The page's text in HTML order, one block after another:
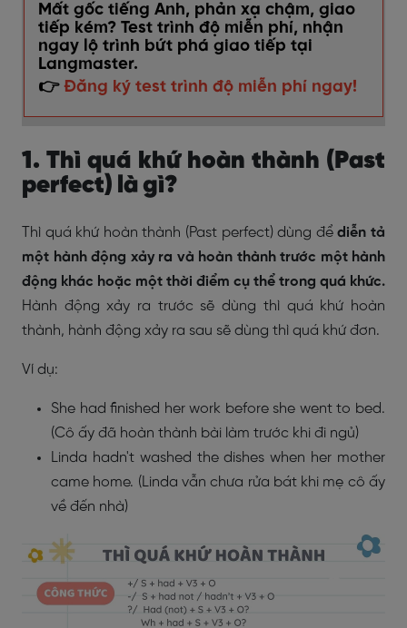
Mất gốc tiếng Anh, phản xạ chậm, giao
tiếp kém? Test trình độ miễn phí, nhận
ngay lộ trình bứt phá giao tiếp tại
Langmaster.
👉 Đăng ký test trình độ miễn phí ngay!
1. Thì quá khứ hoàn thành (Past
perfect) là gì?
Thì quá khứ hoàn thành (Past perfect) dùng đểdiễn tả
một hành động xảy ra và hoàn thành trước một hành
động khác hoặc một thời điểm cụ thể trong quá khức.
Hành động xảy ra trước sẽ dùng thì quá khứ hoàn
thành, hành động xảy ra sau sẽ dùng thì quá khứ đơn.
Ví dụ:
She had finished her work before she went to bed.
(Cô ấy đã hoàn thành bài làm trước khi đi ngủ)
Linda hadn't washed the dishes when her mother
came home. (Linda vẫn chưa rửa bát khi mẹ cô ấy
về đến nhà)